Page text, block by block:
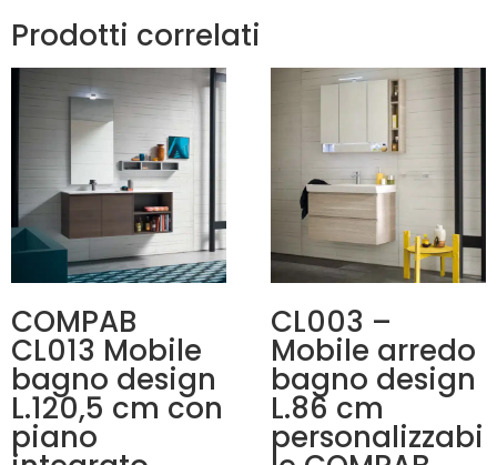
Prodotti correlati
COMPAB
CL013 Mobile
bagno design
L.120,5 cm con
piano
CL003 –
Mobile arredo
bagno design
L.86 cm
personalizzabi